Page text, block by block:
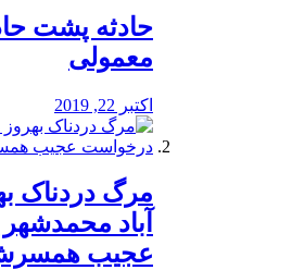
️حادثه پشت
معمولی
اکتبر 22, 2019
مرگ دردناک
آباد
عجیب